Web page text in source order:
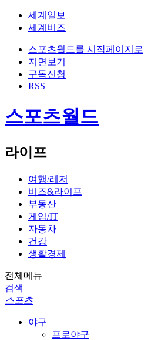
세계일보
세계비즈
스포츠월드를 시작페이지로
지면보기
구독신청
RSS
스포츠월드
라이프
여행/레저
비즈&라이프
부동산
게임/IT
자동차
건강
생활경제
전체메뉴
검색
스포츠
야구
프로야구